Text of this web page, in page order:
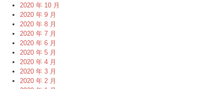
2020 年 10 月
2020 年 9 月
2020 年 8 月
2020 年 7 月
2020 年 6 月
2020 年 5 月
2020 年 4 月
2020 年 3 月
2020 年 2 月